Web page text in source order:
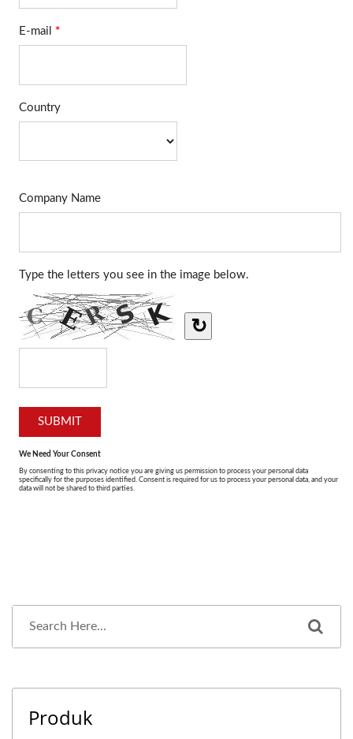
Produk